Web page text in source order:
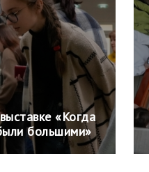
«Когда
большими»